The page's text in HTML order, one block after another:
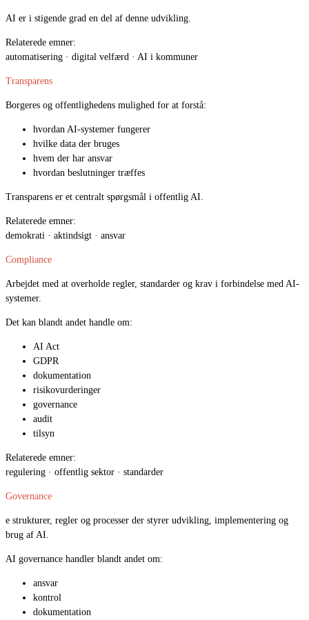
AI er i stigende grad en del af denne udvikling.
Relaterede emner:
automatisering · digital velfærd · AI i kommuner
Transparens
Borgeres og offentlighedens mulighed for at forstå:
hvordan AI-systemer fungerer
hvilke data der bruges
hvem der har ansvar
hvordan beslutninger træffes
Transparens er et centralt spørgsmål i offentlig AI.
Relaterede emner:
demokrati · aktindsigt · ansvar
Compliance
Arbejdet med at overholde regler, standarder og krav i forbindelse med AI-
systemer.
Det kan blandt andet handle om:
AI Act
GDPR
dokumentation
risikovurderinger
governance
audit
tilsyn
Relaterede emner:
regulering · offentlig sektor · standarder
Governance
e strukturer, regler og processer der styrer udvikling, implementering og
brug af AI.
AI governance handler blandt andet om:
ansvar
kontrol
dokumentation